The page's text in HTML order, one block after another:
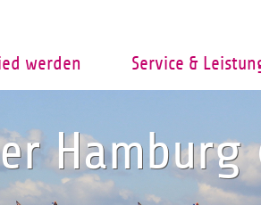
werden Service &
Hamburg